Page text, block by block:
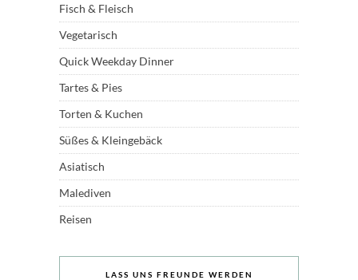
Fisch & Fleisch
Vegetarisch
Quick Weekday Dinner
Tartes & Pies
Torten & Kuchen
Süßes & Kleingebäck
Asiatisch
Malediven
Reisen
LASS UNS FREUNDE WERDEN